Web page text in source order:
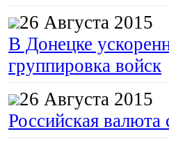
26 Августа 2015
В Донецке
группировка войск
26 Августа 2015
Российская валюта